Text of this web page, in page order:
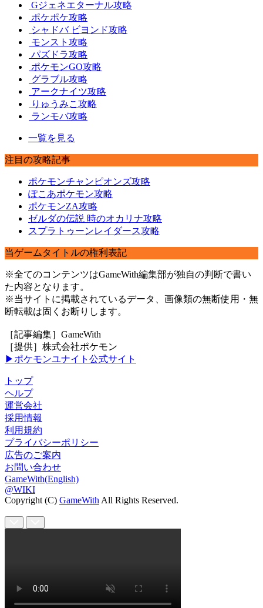
Gジェネエターナル攻略
ポケポケ攻略
シャドバ ビヨンド攻略
モンスト攻略
パズドラ攻略
ポケモンGO攻略
グラブル攻略
アークナイツ攻略
りゅうみこ攻略
ランモバ攻略
一覧を見る
注目の攻略記事
ポケモンチャンピオンズ攻略
ぽこあポケモン攻略
ポケモンZA攻略
ゼルダの伝説 時のオカリナ攻略
スプラトゥーンレイダース攻略
当ゲームタイトルの権利表記
※全てのコンテンツはGameWith編集部が独自の判断で書い
た内容となります。
※当サイトに掲載されているデータ、画像類の無断使用・無
断転載は固くお断りします。
［記事編集］GameWith
［提供］株式会社ポケモン
▶ポケモンユナイト公式サイト
トップ
ヘルプ
運営会社
採用情報
利用規約
プライバシーポリシー
広告のご案内
お問い合わせ
GameWith(English)
@WIKI
Copyright (C) GameWith All Rights Reserved.